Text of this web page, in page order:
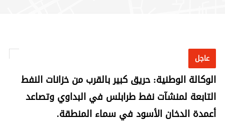
عاجل
الوكالة الوطنية: حريق كبير بالقرب من خزانات النفط
التابعة لمنشآت نفط طرابلس في البداوي وتصاعد
أعمدة الدخان الأسود في سماء المنطقة.